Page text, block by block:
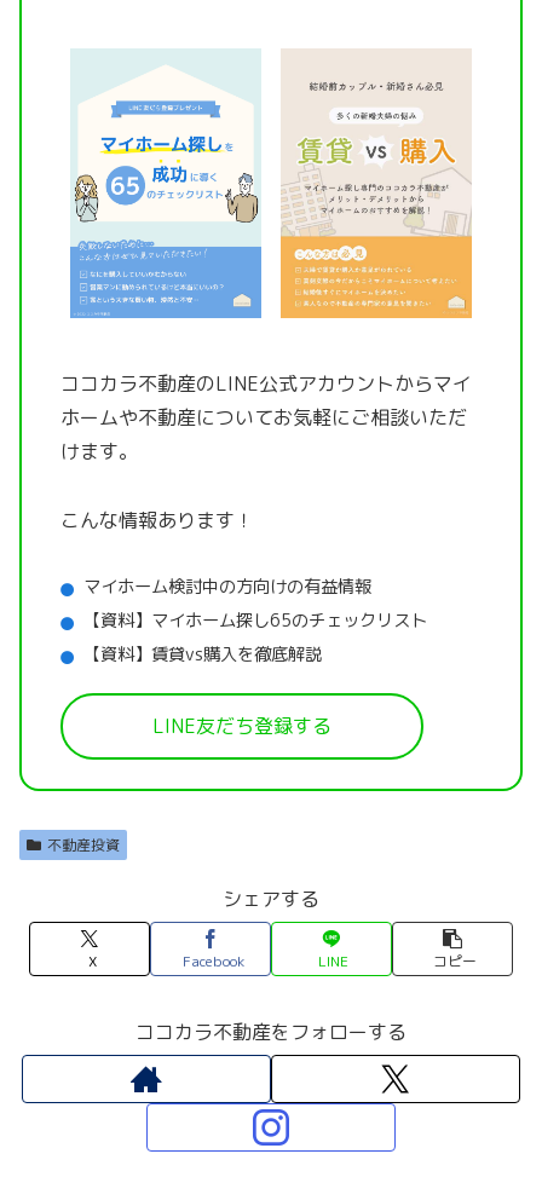
ココカラ不動産のLINE公式アカウントからマイ
ホームや不動産についてお気軽にご相談いただ
けます。
こんな情報あります！
マイホーム検討中の方向けの有益情報
【資料】マイホーム探し65のチェックリスト
【資料】賃貸vs購入を徹底解説
LINE友だち登録する
不動産投資
シェアする
X Facebook LINE コピー
ココカラ不動産をフォローする